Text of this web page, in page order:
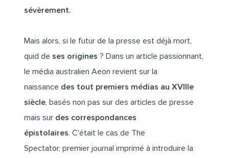
sévèrement.
Mais alors, si le futur de la presse est déjà mort,
quid de ses origines ? Dans un article passionnant,
le média australien Aeon revient sur la
naissance des tout premiers médias au XVIIIe
siècle, basés non pas sur des articles de presse
mais sur des correspondances
épistolaires. C'était le cas de The
Spectator, premier journal imprimé à introduire la